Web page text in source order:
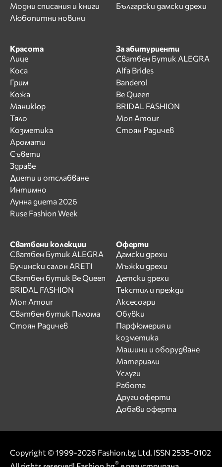
Модни списания и книги
Любопитни новини
Български дамски дрехи
Красота
Лице
Коса
Грим
Кожа
Маникюр
Тяло
Козметика
Аромати
Съвети
Здраве
Диети и отслабване
Интимно
Лунна диета 2026
Ruse Fashion Week
За абитуриенти
Сватбен Бутик ALEGRA
Alfa Brides
Banderol
Be Queen
BRIDAL FASHION
Mon Amour
Стоян Радичев
Сватбени колекции
Сватбен Бутик ALEGRA
Бучински салон ARETI
Сватбен бутик Be Queen
BRIDAL FASHION
Mon Amour
Сватбен бутик Палома
Стоян Радичев
Оферти
Дамски дрехи
Мъжки дрехи
Детски дрехи
Текстил и прежди
Аксесоари
Обувки
Парфюмерия и
козметика
Машини и оборудване
Материали
Услуги
Работа
Други оферти
Добави оферта
Copyright © 1999-2026 Fashion.bg Ltd. ISSN 2535-0102
®